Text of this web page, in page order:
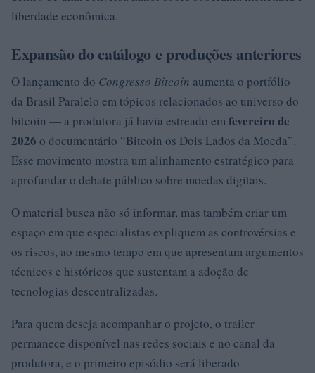
liberdade econômica.
Expansão do catálogo e produções anteriores
O lançamento do Congresso Bitcoin aumenta o portfólio
da Brasil Paralelo em tópicos relacionados ao universo do
bitcoin — a produtora já havia estreado emfevereiro de
2026 o documentário “Bitcoin os Dois Lados da Moeda”.
Esse movimento mostra um alinhamento estratégico para
aprofundar o debate público sobre moedas digitais.
O material busca não só informar, mas também criar um
espaço em que especialistas expliquem as controvérsias e
os riscos, ao mesmo tempo em que apresentam argumentos
técnicos e históricos que sustentam a adoção de
tecnologias descentralizadas.
Para quem deseja acompanhar o projeto, o trailer
permanece disponível nas redes sociais e no canal da
produtora, e o primeiro episódio será liberado